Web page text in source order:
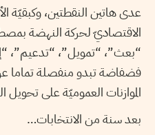
عدى هاتين النقطتين، وكبقيّة
الاقتصاديّ لحركة النهضة
“بعث”، “تمويل”، “تدعيم”،
فضفاضة تبدو منفصلة تماما عن
الموازنات العموميّة على
بعد سنة من الانتخابات…